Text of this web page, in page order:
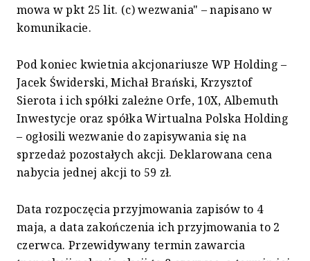
mowa w pkt 25 lit. (c) wezwania" – napisano w
komunikacie.
Pod koniec kwietnia akcjonariusze WP Holding –
Jacek Świderski, Michał Brański, Krzysztof
Sierota i ich spółki zależne Orfe, 10X, Albemuth
Inwestycje oraz spółka Wirtualna Polska Holding
– ogłosili wezwanie do zapisywania się na
sprzedaż pozostałych akcji. Deklarowana cena
nabycia jednej akcji to 59 zł.
Data rozpoczęcia przyjmowania zapisów to 4
maja, a data zakończenia ich przyjmowania to 2
czerwca. Przewidywany termin zawarcia